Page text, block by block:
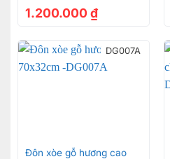
1.200.000 ₫
DG007A
Đôn xòe gỗ hương cao